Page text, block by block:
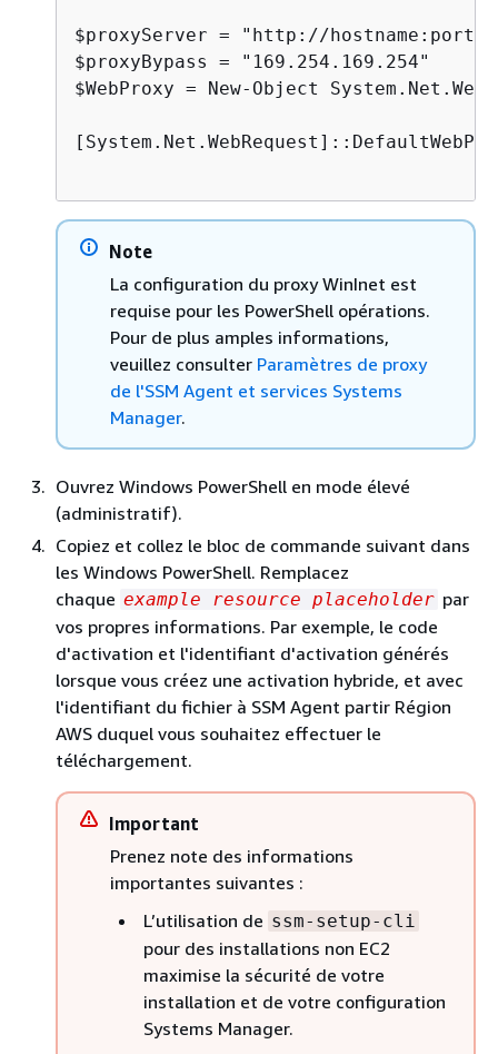
$proxyServer = "http://hostname:port"
$proxyBypass = "169.254.169.254"
$WebProxy = New-Object
Note
La configuration du proxy WinInet est
requise pour les PowerShell opérations.
Pour de plus amples informations,
veuillez consulter Paramètres de proxy
de l'SSM Agent et services Systems
Manager.
Ouvrez Windows PowerShell en mode élevé
(administratif).
Copiez et collez le bloc de commande suivant dans
les Windows PowerShell. Remplacez
chaque example resource placeholder par
vos propres informations. Par exemple, le code
d'activation et l'identifiant d'activation générés
lorsque vous créez une activation hybride, et avec
l'identifiant du fichier à SSM Agent partir Région
AWS duquel vous souhaitez effectuer le
téléchargement.
Important
Prenez note des informations
importantes suivantes :
L’utilisation de ssm-setup-cli
pour des installations non EC2
maximise la sécurité de votre
installation et de votre configuration
Systems Manager.